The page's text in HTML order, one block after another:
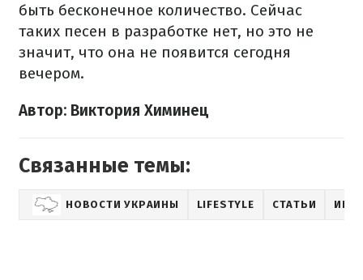
быть бесконечное количество. Сейчас
таких песен в разработке нет, но это не
значит, что она не появится сегодня
вечером.
Автор: Виктория Химинец
Связанные темы:
НОВОСТИ УКРАИНЫ LIFESTYLE СТАТЬИ